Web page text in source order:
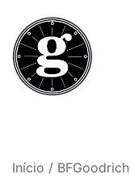
content
Início / BFGoodrich